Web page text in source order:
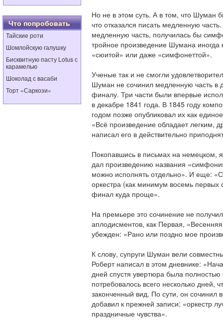
Что попробовать
Тайские роти
Шомлойскую галушку
Бисквитную пасту Lotus с
карамелью
Шоколад с васаби
Торт «Саркози»
Но не в этом суть. А в том, что Шуман
что отказался писать медленную
медленную часть, получилась бы
тройное произведение Шумана
«сюитой» или даже «симфонеттой».
Ученые так и не смогли
Шуман не сочинил медленную часть в
финалу. Три части были впервые
в декабре 1841 года. В 1845 году
годом позже опубликовал их как
«Всё произведение обладает легким,
написал его в действительно
Покопавшись в письмах на немецком,
дал произведению названия
можно исполнять отдельно». И еще:
оркестра (как минимум восемь первых
финал куда проще».
На премьере это сочинение не
аплодисментов, как Первая,
убежден: «Рано или поздно мое
К слову, супруги Шуман вели
Роберт написал в этом дневнике:
дней спустя увертюра была
потребовалось всего несколько
законченный вид. По сути, он сочинил
добавил к прежней записи: «оркестр
праздничные чувства».